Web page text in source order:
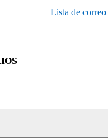
Lista de